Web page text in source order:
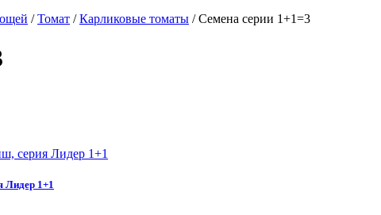
/Томат /Карликовые томаты /Семена серии 1+1=3
Лидер 1+1